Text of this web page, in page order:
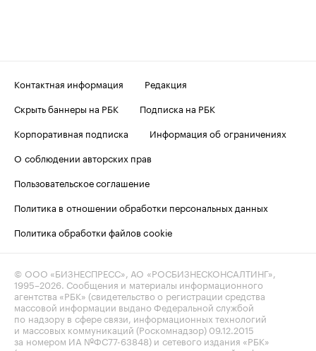
Контактная информация
Редакция
Скрыть баннеры на РБК
Подписка на РБК
Корпоративная подписка
Информация об ограничениях
О соблюдении авторских прав
Пользовательское соглашение
Политика в отношении обработки персональных данных
Политика обработки файлов cookie
© ООО «БИЗНЕСПРЕСС», АО «РОСБИЗНЕСКОНСАЛТИНГ»,
1995–2026 . Сообщения и материалы информационного
агентства «РБК» (свидетельство о регистрации средства
массовой информации выдано Федеральной службой
по надзору в сфере связи, информационных технологий
и массовых коммуникаций (Роскомнадзор) 09.12.2015
за номером ИА №ФС77-63848) и сетевого издания «РБК»